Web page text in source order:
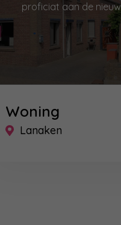
proficiat aan de
Lanaken
Woning